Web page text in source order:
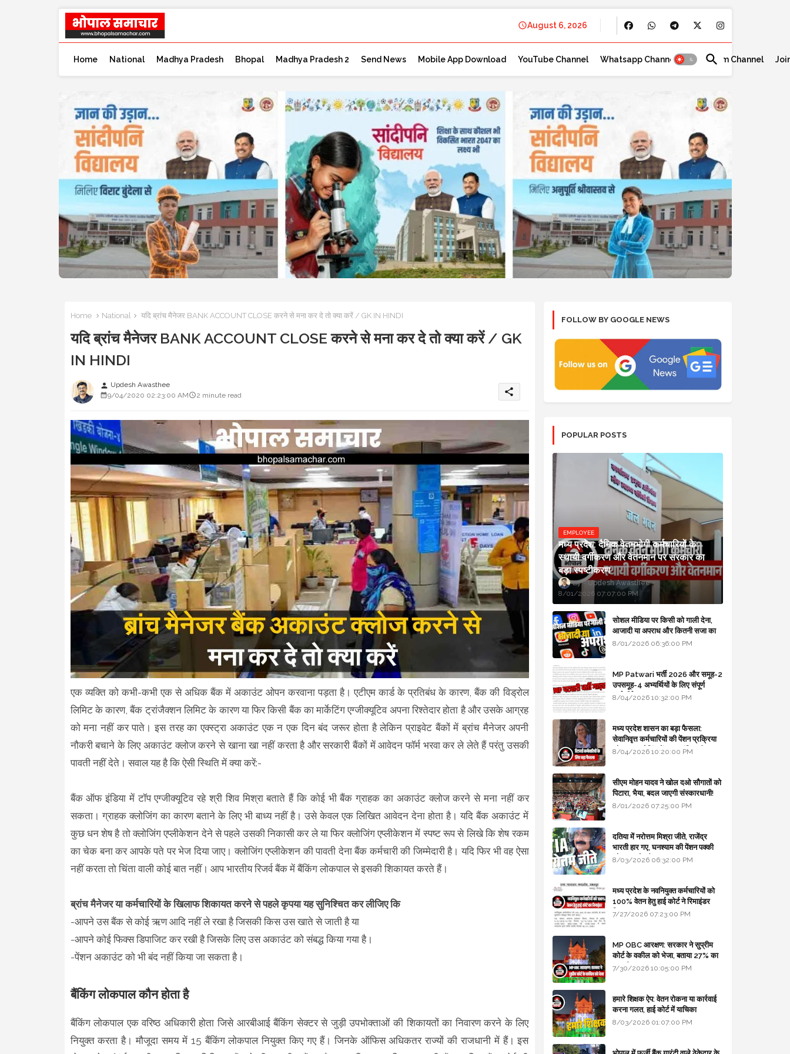
August 6, 2026
Home National Madhya Pradesh Bhopal Madhya Pradesh 2 Send News Mobile App Download YouTube Channel Whatsapp Channel Telegram Channel
Home National यदि ब्रांच मैनेजर BANK ACCOUNT CLOSE करने से मना कर दे तो क्या करें / GK IN HINDI
यदि ब्रांच मैनेजर BANK ACCOUNT CLOSE करने से मना कर दे तो क्या करें / GK
IN HINDI
person Updesh Awasthee
9/04/2020 02:23:00 AM
2 minute read share
एक व्यक्ति को कभी-कभी एक से अधिक बैंक में अकाउंट ओपन करवाना पड़ता है। एटीएम कार्ड के प्रतिबंध के कारण, बैंक की विड्रोल
लिमिट के कारण, बैंक ट्रांजैक्शन लिमिट के कारण या फिर किसी बैंक का मार्केटिंग एग्जीक्यूटिव अपना रिश्तेदार होता है और उसके आग्रह
को मना नहीं कर पाते। इस तरह का एक्स्ट्रा अकाउंट एक न एक दिन बंद जरूर होता है लेकिन प्राइवेट बैंकों में ब्रांच मैनेजर अपनी
नौकरी बचाने के लिए अकाउंट क्लोज करने से खाना खा नहीं करता है और सरकारी बैंकों में आवेदन फॉर्म भरवा कर ले लेते हैं परंतु उसकी
पावती नहीं देते। सवाल यह है कि ऐसी स्थिति में क्या करें:-
बैंक ऑफ इंडिया में टॉप एग्जीक्यूटिव रहे श्री शिव मिश्रा बताते हैं कि कोई भी बैंक ग्राहक का अकाउंट क्लोज करने से मना नहीं कर
सकता। ग्राहक क्लोजिंग का कारण बताने के लिए भी बाध्य नहीं है। उसे केवल एक लिखित आवेदन देना होता है। यदि बैंक अकाउंट में
कुछ धन शेष है तो क्लोजिंग एप्लीकेशन देने से पहले उसकी निकासी कर ले या फिर क्लोजिंग एप्लीकेशन में स्पष्ट रूप से लिखे कि शेष रकम
का चेक बना कर आपके पते पर भेज दिया जाए। क्लोजिंग एप्लीकेशन की पावती देना बैंक कर्मचारी की जिम्मेदारी है। यदि फिर भी वह ऐसा
नहीं करता तो चिंता वाली कोई बात नहीं। आप भारतीय रिजर्व बैंक में बैंकिंग लोकपाल से इसकी शिकायत करते हैं।
ब्रांच मैनेजर या कर्मचारियों के खिलाफ शिकायत करने से पहले कृपया यह सुनिश्चित कर लीजिए कि
-आपने उस बैंक से कोई ऋण आदि नहीं ले रखा है जिसकी किस उस खाते से जाती है या
-आपने कोई फिक्स डिपाजिट कर रखी है जिसके लिए उस अकाउंट को संबद्ध किया गया है।
-पेंशन अकाउंट को भी बंद नहीं किया जा सकता है।
बैंकिंग लोकपाल कौन होता है
बैंकिंग लोकपाल एक वरिष्ठ अधिकारी होता जिसे आरबीआई बैंकिंग सेक्टर से जुड़ी उपभोक्ताओं की शिकायतों का निवारण करने के लिए
नियुक्त करता है। मौजूदा समय में 15 बैंकिंग लोकपाल नियुक्त किए गए हैं। जिनके ऑफिस अधिकतर राज्यों की राजधानी में हैं। इस
FOLLOW BY GOOGLE NEWS
POPULAR POSTS
EMPLOYEE
मध्य प्रदेश: दैनिक वेतनभोगी कर्मचारियों के
स्थायी वर्गीकरण और वेतनमान पर सरकार का
बड़ा स्पष्टीकरण
Updesh Awasthee
8/01/2026 07:07:00 PM
सोशल मीडिया पर किसी को गाली देना,
आजादी या अपराध और कितनी सजा का
प्रावधान - free legal advice
8/01/2026 06:36:00 PM
MP Patwari भर्ती 2026 और समूह-2
उपसमूह-4 अभ्यर्थियों के लिए संपूर्ण
मार्गदर्शिका
8/04/2026 10:32:00 PM
मध्य प्रदेश शासन का बड़ा फैसला:
सेवानिवृत्त कर्मचारियों की पेंशन प्रक्रिया
और बजट कोडिंग में हुए क्रांतिकारी
8/04/2026 10:20:00 PM
सीएम मोहन यादव ने खोल दओ सौगातों को
पिटारा, भैया, बदल जाएगी संस्कारधानी!
8/01/2026 07:25:00 PM
दतिया में नरोत्तम मिश्रा जीते, राजेंद्र
भारती हार गए, घनश्याम की पेंशन पक्की
और आशुतोष बैक टू...
8/03/2026 06:32:00 PM
मध्य प्रदेश के नवनियुक्त कर्मचारियों को
100% वेतन हेतु हाई कोर्ट ने रिमाइंडर
लिखा
7/27/2026 07:23:00 PM
MP OBC आरक्षण: सरकार ने सुप्रीम
कोर्ट के वकील को भेजा, बताया 27% का
कानूनी आधार
7/30/2026 10:05:00 PM
हमारे शिक्षक ऐप: वेतन रोकना या कार्रवाई
करना गलत, हाई कोर्ट में याचिका
8/03/2026 01:07:00 PM